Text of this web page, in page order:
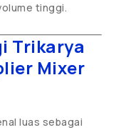
tinggi.
Trikarya
Mixer
luas sebagai